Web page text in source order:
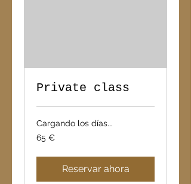
Private class
Cargando los días...
65
euros
65 €
Reservar ahora